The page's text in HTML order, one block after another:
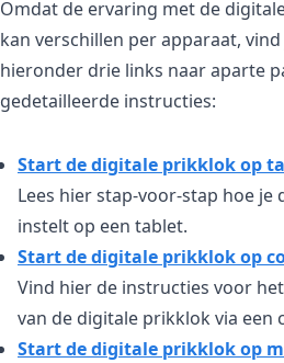
Omdat de ervaring met de
kan verschillen per apparaat, vind
hieronder drie links naar aparte
gedetailleerde instructies:
Start de digitale prikklok op
Lees hier stap-voor-stap hoe je
instelt op een tablet.
Start de digitale prikklok op
Vind hier de instructies voor
van de digitale prikklok via een
Start de digitale prikklok op